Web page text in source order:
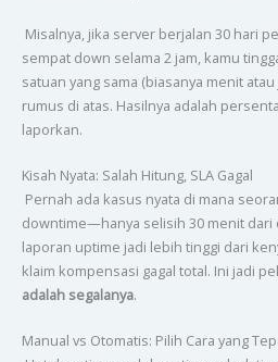
Misalnya, jika server berjalan 30 hari
sempat down selama 2 jam, kamu
satuan yang sama (biasanya menit
rumus di atas. Hasilnya adalah
laporkan.
Kisah Nyata: Salah Hitung, SLA Gagal
Pernah ada kasus nyata di mana
downtime—hanya selisih 30 menit dari
laporan uptime jadi lebih tinggi dari
klaim kompensasi gagal total. Ini jadi
adalah segalanya.
Manual vs Otomatis: Pilih Cara yang